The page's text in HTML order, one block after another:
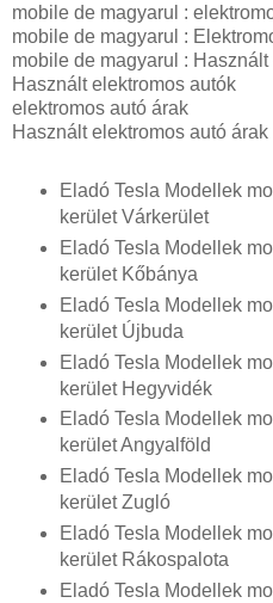
mobile de magyarul :
mobile de magyarul :
mobile de magyarul :
Használt elektromos autók
elektromos autó árak
Használt elektromos autó árak
Eladó Tesla Modellek
kerület Várkerület
Eladó Tesla Modellek
kerület Kőbánya
Eladó Tesla Modellek
kerület Újbuda
Eladó Tesla Modellek
kerület Hegyvidék
Eladó Tesla Modellek
kerület Angyalföld
Eladó Tesla Modellek
kerület Zugló
Eladó Tesla Modellek
kerület Rákospalota
Eladó Tesla Modellek